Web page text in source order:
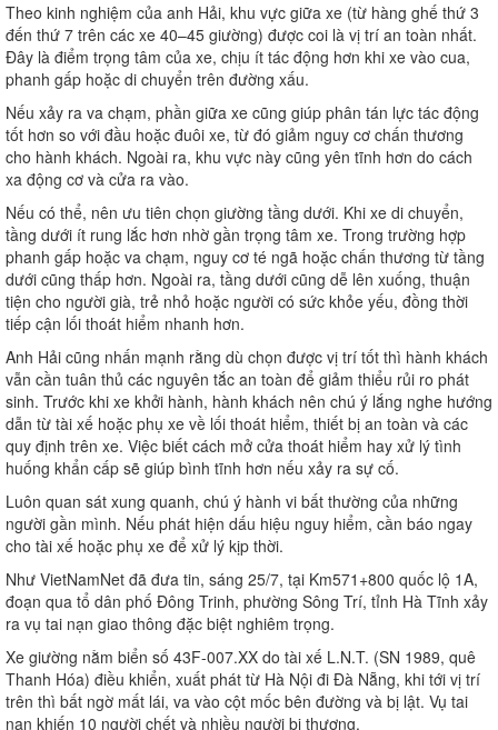
Theo kinh nghiệm của anh Hải, khu vực giữa xe (từ hàng ghế thứ 3
đến thứ 7 trên các xe 40–45 giường) được coi là vị trí an toàn nhất.
Đây là điểm trọng tâm của xe, chịu ít tác động hơn khi xe vào cua,
phanh gấp hoặc di chuyển trên đường xấu.
Nếu xảy ra va chạm, phần giữa xe cũng giúp phân tán lực tác động
tốt hơn so với đầu hoặc đuôi xe, từ đó giảm nguy cơ chấn thương
cho hành khách. Ngoài ra, khu vực này cũng yên tĩnh hơn do cách
xa động cơ và cửa ra vào.
Nếu có thể, nên ưu tiên chọn giường tầng dưới. Khi xe di chuyển,
tầng dưới ít rung lắc hơn nhờ gần trọng tâm xe. Trong trường hợp
phanh gấp hoặc va chạm, nguy cơ té ngã hoặc chấn thương từ tầng
dưới cũng thấp hơn. Ngoài ra, tầng dưới cũng dễ lên xuống, thuận
tiện cho người già, trẻ nhỏ hoặc người có sức khỏe yếu, đồng thời
tiếp cận lối thoát hiểm nhanh hơn.
Anh Hải cũng nhấn mạnh rằng dù chọn được vị trí tốt thì hành khách
vẫn cần tuân thủ các nguyên tắc an toàn để giảm thiểu rủi ro phát
sinh. Trước khi xe khởi hành, hành khách nên chú ý lắng nghe hướng
dẫn từ tài xế hoặc phụ xe về lối thoát hiểm, thiết bị an toàn và các
quy định trên xe. Việc biết cách mở cửa thoát hiểm hay xử lý tình
huống khẩn cấp sẽ giúp bình tĩnh hơn nếu xảy ra sự cố.
Luôn quan sát xung quanh, chú ý hành vi bất thường của những
người gần mình. Nếu phát hiện dấu hiệu nguy hiểm, cần báo ngay
cho tài xế hoặc phụ xe để xử lý kịp thời.
Như VietNamNet đã đưa tin, sáng 25/7, tại Km571+800 quốc lộ 1A,
đoạn qua tổ dân phố Đông Trinh, phường Sông Trí, tỉnh Hà Tĩnh xảy
ra vụ tai nạn giao thông đặc biệt nghiêm trọng.
Xe giường nằm biển số 43F-007.XX do tài xế L.N.T. (SN 1989, quê
Thanh Hóa) điều khiển, xuất phát từ Hà Nội đi Đà Nẵng, khi tới vị trí
trên thì bất ngờ mất lái, va vào cột mốc bên đường và bị lật. Vụ tai
nạn khiến 10 người chết và nhiều người bị thương.